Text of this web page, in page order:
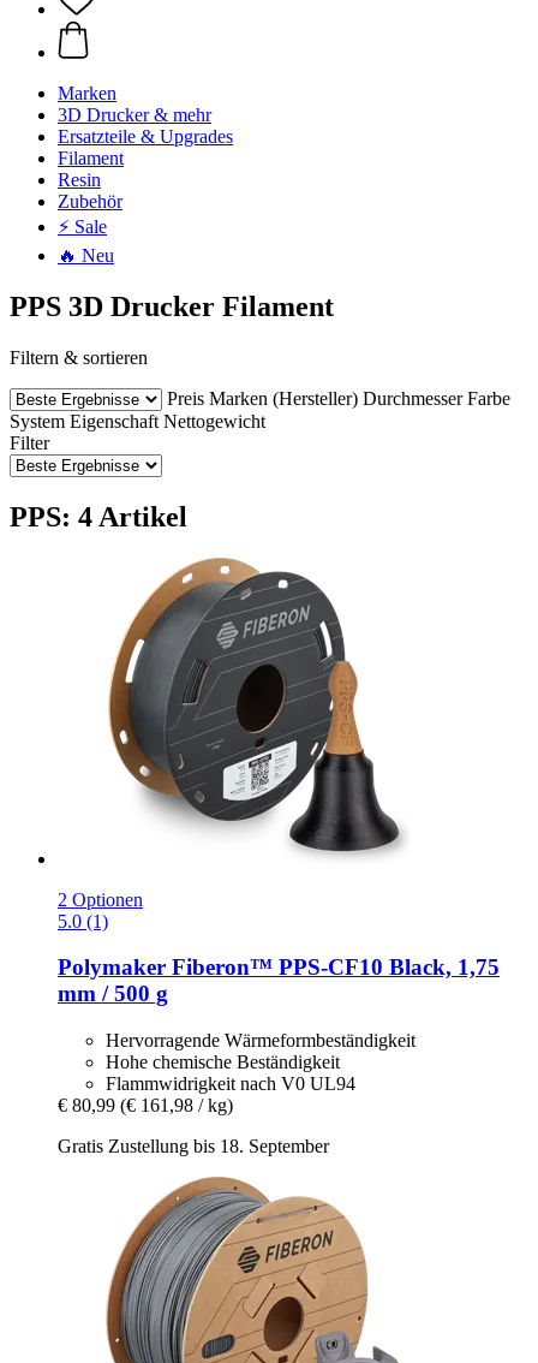
Marken
3D Drucker & mehr
Ersatzteile & Upgrades
Filament
Resin
Zubehör
⚡ Sale
🔥 Neu
PPS 3D Drucker Filament
Filtern & sortieren
Preis Marken (Hersteller) Durchmesser Farbe
System Eigenschaft Nettogewicht
Filter
PPS: 4 Artikel
2 Optionen
5.0 (1)
Polymaker Fiberon™ PPS-​CF10 Black, 1,75
mm / 500 g
Hervorragende Wärmeformbeständigkeit
Hohe chemische Beständigkeit
Flammwidrigkeit nach V0 UL94
€ 80,99 (€ 161,98 / kg)
Gratis Zustellung bis 18. September